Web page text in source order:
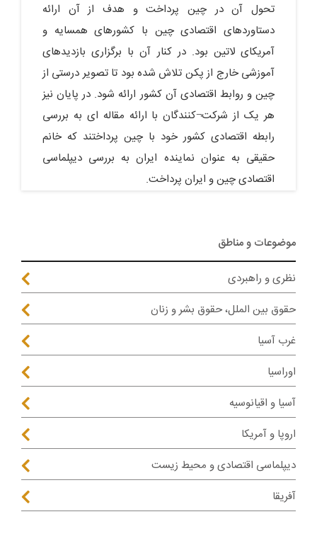
تحول آن در چین پرداخت و هدف از آن ارائه
دستاوردهای اقتصادی چین با کشورهای همسایه و
آمریکای لاتین بود. در کنار آن با برگزاری بازدیدهای
آموزشی خارج از پکن تلاش شده بود تا تصویر درستی از
چین و روابط اقتصادی آن کشور ارائه شود. در پایان نیز
هر یک از شرکت¬کنندگان با ارائه مقاله ای به بررسی
رابطه اقتصادی کشور خود با چین پرداختند که خانم
حقیقی به عنوان نماینده ایران به بررسی دیپلماسی
اقتصادی چین و ایران پرداخت.
موضوعات و مناطق
نظری و راهبردی
حقوق بین الملل، حقوق بشر و زنان
غرب آسیا
اوراسیا
آسیا و اقیانوسیه
اروپا و آمریکا
دیپلماسی اقتصادی و محیط زیست
آفریقا